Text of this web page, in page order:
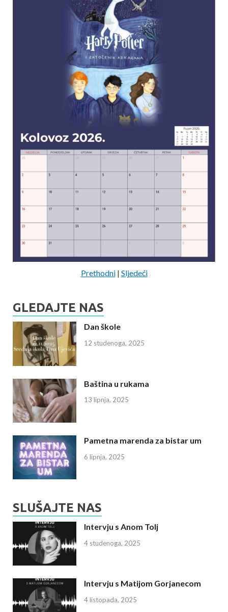
Prethodni| Sljedeći
GLEDAJTE NAS
Dan škole
12 studenoga, 2025
Baština u rukama
13 lipnja, 2025
Pametna marenda za bistar um
6 lipnja, 2025
SLUŠAJTE NAS
Intervju s Anom Tolj
4 studenoga, 2025
Intervju s Matijom Gorjanecom
4 listopada, 2025